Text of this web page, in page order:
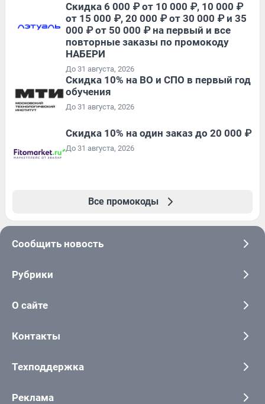
Скидка 6 000 ₽ от 10 000 ₽, 10 000 ₽
от 15 000 ₽, 20 000 ₽ от 30 000 ₽ и 35
000 ₽ от 50 000 ₽ на первый и все
повторные заказы по промокоду
НАБЕРИ
До 31 августа, 2026
Скидка 10% на ВО и СПО в первый год
обучения
До 31 августа, 2026
Скидка 10% на один заказ до 20 000 ₽
До 31 августа, 2026
Все промокоды
Сообщить новость
Рубрики
О сайте
Контакты
Техподдержка
Реклама